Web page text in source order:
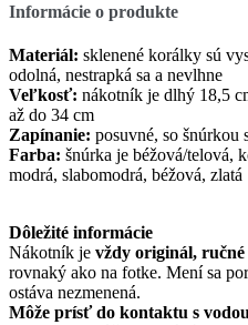
Informácie o produkte
Materiál: sklenené korálky sú
odolná, nestrapká sa a nevlhne
Veľkosť: nákotník je dlhý 18,5
až do 34 cm
Zapínanie: posuvné, so
Farba: šnúrka je béžová/telová,
modrá, slabomodrá, béžová, zlatá
Dôležité informácie
Nákotník je vždy originál,
rovnaký ako na fotke. Mení sa
ostáva nezmenená.
Môže prísť do kontaktu s vodou